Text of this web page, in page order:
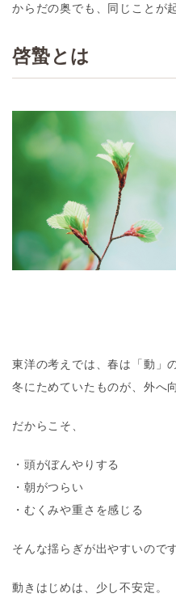
からだの奥でも、同じことが
啓蟄とは
東洋の考えでは、春は「動」
冬にためていたものが、外へ
だからこそ、
・頭がぼんやりする
・朝がつらい
・むくみや重さを感じる
そんな揺らぎが出やすいのです
動きはじめは、少し不安定。